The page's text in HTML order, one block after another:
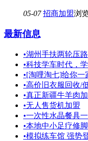
05-07 招商加盟浏
最新信息
•湖州手扶两轮压
•科技学车时代，
•[淘哩淘七]给你一
•高价旧衣服回收/
•真正新疆牛羊肉
•无人售货机加盟
•一次性水晶餐具
•本地中小足疗修
•模拟练车馆 强势